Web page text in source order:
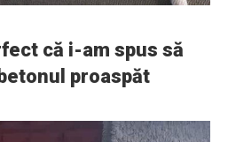
că i-am spus să
proaspăt